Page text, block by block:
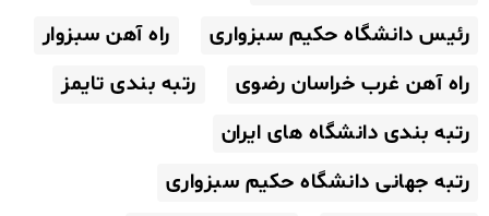
رئیس دانشگاه حکیم سبزواری
راه آهن سبزوار
راه آهن غرب خراسان رضوی
رتبه بندی تایمز
رتبه بندی دانشگاه های ایران
رتبه جهانی دانشگاه حکیم سبزواری